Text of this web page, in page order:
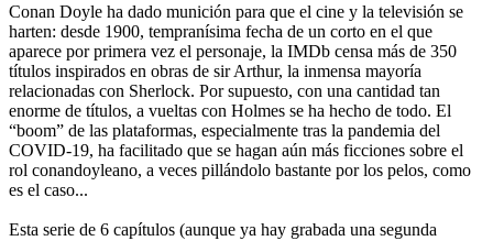
Conan Doyle ha dado munición para que el cine y la televisión se
harten: desde 1900, tempranísima fecha de un corto en el que
aparece por primera vez el personaje, la IMDb censa más de 350
títulos inspirados en obras de sir Arthur, la inmensa mayoría
relacionadas con Sherlock. Por supuesto, con una cantidad tan
enorme de títulos, a vueltas con Holmes se ha hecho de todo. El
“boom” de las plataformas, especialmente tras la pandemia del
COVID-19, ha facilitado que se hagan aún más ficciones sobre el
rol conandoyleano, a veces pillándolo bastante por los pelos, como
es el caso...
Esta serie de 6 capítulos (aunque ya hay grabada una segunda